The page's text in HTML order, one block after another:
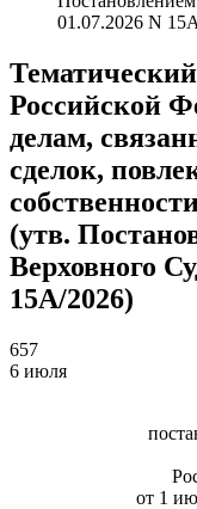
01.07.2026 N
Российской
делам,
сделок,
(утв.
Верховного
15А/2026)
657
6 июля
от 1